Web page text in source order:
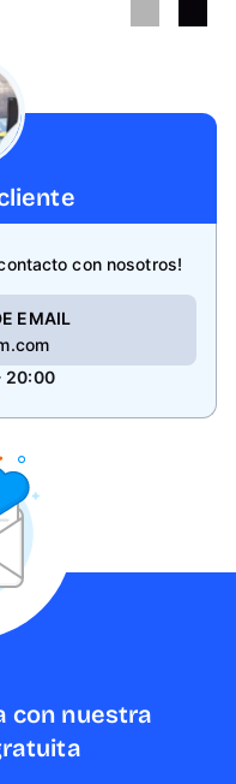
con nosotros!
EMAIL
20:00
con nuestra